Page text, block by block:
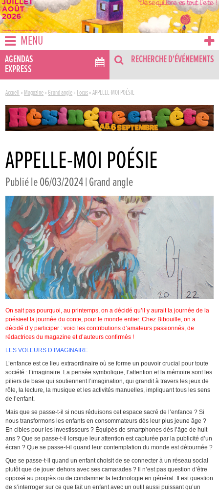
MENU
AGENDAS
EXPRESS
RECHERCHE D'ÉVÉNEMENTS
Accueil » Magazine»Grand angle» Focus»APPELLE-MOI POÉSIE
APPELLE-MOI POÉSIE
Publié le 06/03/2024 |Grand angle
On sait pas pourquoi, au printemps, on a décidé qu’il y aurait la journée de la
poésieet la journée du conte, pour le monde entier. Chez Bibouille, on a
décidé d’y participer : voici les contributions d’amateurs passionnés, de
rédactrices du magazine et d’auteurs confirmés !
LES VOLEURS D’IMAGINAIRE
L’enfance est ce lieu extraordinaire où se forme un pouvoir crucial pour toute
société : l’imaginaire. La pensée symbolique, l’attention et la mémoire sont les
piliers de base qui soutiennent l’imagination, qui grandit à travers les jeux de
rôle, la lecture, la musique et les activités manuelles, impliquant tous les sens
de l’enfant.
Mais que se passe-t-il si nous réduisons cet espace sacré de l’enfance ? Si
nous transformons les enfants en consommateurs dès leur plus jeune âge ?
En cibles pour les investisseurs ? Équipés de smartphones dès l’âge de huit
ans ? Que se passe-t-il lorsque leur attention est capturée par la publicité d’un
écran ? Que se passe-t-il quand leur contemplation du monde est détournée ?
Que se passe-t-il quand un enfant choisit de se connecter à un réseau social
plutôt que de jouer dehors avec ses camarades ? Il n’est pas question d’être
opposé au progrès ou de condamner la technologie en général. Il est question
de s’interroger sur ce que fait un enfant avec un outil aussi puissant qu’un